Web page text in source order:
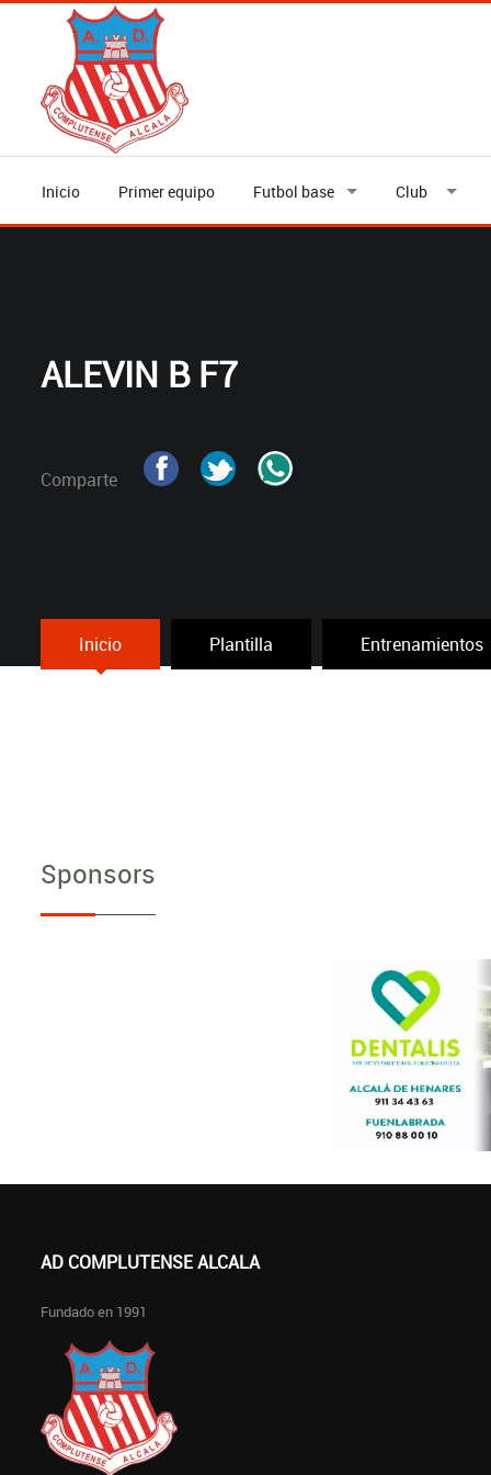
Inicio Primer equipo Futbol base Club
ALEVIN B F7
Comparte
Inicio Plantilla Entrenamientos
Sponsors
AD COMPLUTENSE ALCALA
Fundado en 1991